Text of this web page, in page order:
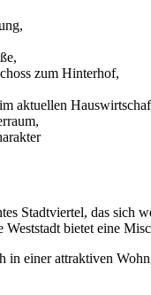
zum Hinterhof,
aktuellen
Stadtviertel, das sich
bietet eine
in einer attraktiven